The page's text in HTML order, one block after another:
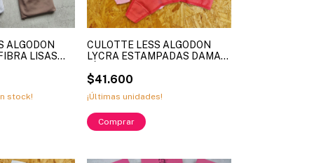
ALGODON
LISAS
stock!
CULOTTE LESS ALGODON
LYCRA ESTAMPADAS DAMA
$41.600
¡Últimas unidades!
Comprar